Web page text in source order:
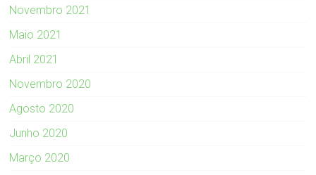
Novembro 2021
Maio 2021
Abril 2021
Novembro 2020
Agosto 2020
Junho 2020
Março 2020